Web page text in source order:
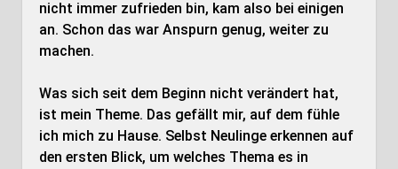
nicht immer zufrieden bin, kam also bei einigen
an. Schon das war Anspurn genug, weiter zu
machen.
Was sich seit dem Beginn nicht verändert hat,
ist mein Theme. Das gefällt mir, auf dem fühle
ich mich zu Hause. Selbst Neulinge erkennen auf
den ersten Blick, um welches Thema es in